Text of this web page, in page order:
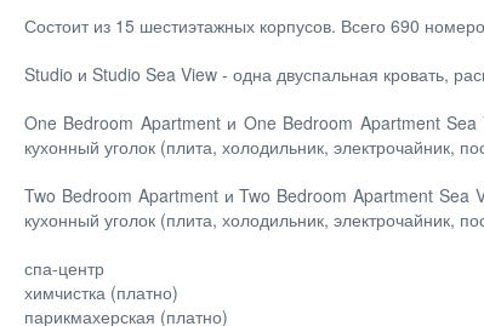
Состоит из 15 шестиэтажных корпусов. Всего 690
Studio и Studio Sea View - одна двуспальная кровать,
One Bedroom Apartment и One Bedroom Apartment
кухонный уголок (плита, холодильник, электрочайник,
Two Bedroom Apartment и Two Bedroom Apartment Sea
кухонный уголок (плита, холодильник, электрочайник,
спа-центр
химчистка (платно)
парикмахерская (платно)